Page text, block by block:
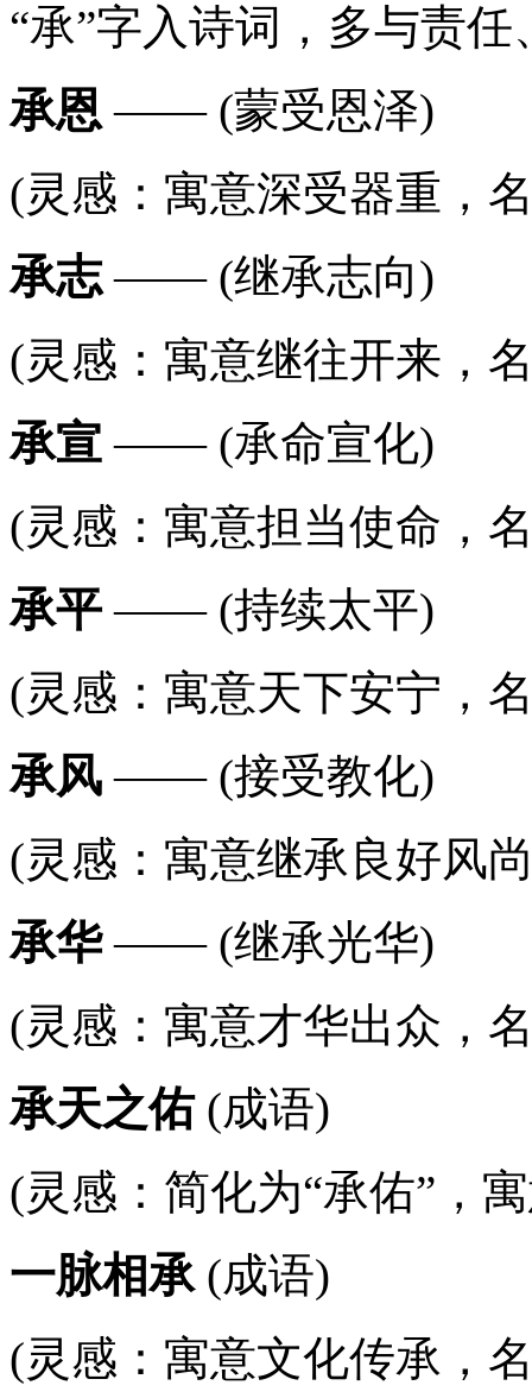
“承”字入诗词，多与责
承恩 —— (蒙受恩泽)
(灵感：寓意深受器重，
承志—— (继承志向)
(灵感：寓意继往开来，
承宣 —— (承命宣化)
(灵感：寓意担当使命，
承平 —— (持续太平)
(灵感：寓意天下安宁，
承风 —— (接受教化)
(灵感：寓意继承良好风
承华—— (继承光华)
(灵感：寓意才华出众，
承天之佑(成语)
(灵感：简化为“承佑”，
一脉相承(成语)
(灵感：寓意文化传承，